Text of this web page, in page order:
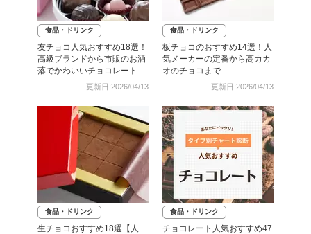
食品・ドリンク
友チョコ人気おすすめ18選！
高級ブランドから市販のお洒
落でかわいいチョコレートま
更新日:2026/04/13
食品・ドリンク
板チョコのおすすめ14選！人
気メーカーの定番から高カカ
オのチョコまで
更新日:2026/04/13
食品・ドリンク
生チョコおすすめ18選【人
食品・ドリンク
チョコレート人気おすすめ47